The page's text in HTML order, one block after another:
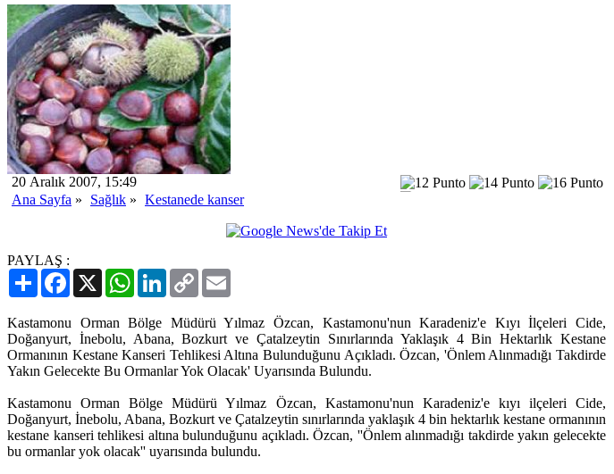
20 Aralık 2007, 15:49
Ana Sayfa » Sağlık » Kestanede kanser
PAYLAŞ :
PaylaşFacebook
X WhatsAppLinkedIn
Copy
Link
Kastamonu Orman Bölge Müdürü Yılmaz Özcan, Kastamonu'nun Karadeniz'e Kıyı İlçeleri Cide,
Doğanyurt, İnebolu, Abana, Bozkurt ve Çatalzeytin Sınırlarında Yaklaşık 4 Bin Hektarlık Kestane
Ormanının Kestane Kanseri Tehlikesi Altına Bulunduğunu Açıkladı. Özcan, 'Önlem Alınmadığı Takdirde
Yakın Gelecekte Bu Ormanlar Yok Olacak' Uyarısında Bulundu.
Kastamonu Orman Bölge Müdürü Yılmaz Özcan, Kastamonu'nun Karadeniz'e kıyı ilçeleri Cide,
Doğanyurt, İnebolu, Abana, Bozkurt ve Çatalzeytin sınırlarında yaklaşık 4 bin hektarlık kestane ormanının
kestane kanseri tehlikesi altına bulunduğunu açıkladı. Özcan, ''Önlem alınmadığı takdirde yakın gelecekte
bu ormanlar yok olacak'' uyarısında bulundu.